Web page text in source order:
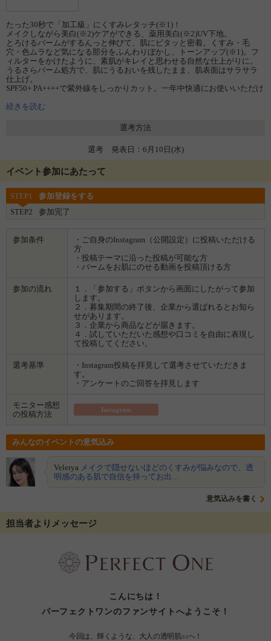
たった30秒で「加工級」にくすみレタッチ(※1)！
メイクしながら美白(※2)ケアができる、薬用美白(※2)UV下地。
とろけるバームがするんっと伸びて、肌にピタッと密着。くすみ・毛
穴・色ムラなど気になる部分をふんわりぼかし、トーンアップ(※1)。フ
ィルターをかけたように、素肌がキレイと思わせる自然な仕上がりに。
うるさらバーム処方で、肌にうるおいを残したまま、肌表面はサラサラ
仕上げ。
SPF50+ PA++++で紫外線をしっかりカット。一年中快適にお使いいただけ
※2：メラニンの生成を抑え、シミ・そばかすを防ぐ
続きを読む
選考方法
選考 発表日：6月10日(水)
イベント参加にあたって
STEP1
参加登録をする
STEP2
参加完了
参加条件
・ご自身のInstagram（公開設定）に投稿いただける
方
・投稿テーマに沿った投稿が可能な方
・バームをお肌にのせる動画を投稿頂ける方
参加の流れ
１．「参加する」ボタンから画面にしたがって参加
します。
２．募集期間の終了後、企業から選ばれるとお知ら
せがあります。
３．企業から商品などが届きます。
４．試していただいた感想や口コミを自由に表現し
て投稿してください。
選考基準
・Instagram投稿を拝見して選考させていただきま
す。
・アンケートのご回答を拝見します
モニター感想
の投稿方法
Instagram
みんなのイベントの意気込み
Velerya メイクで隠せないほどのくすみが悩みなので、透
明感のある肌で自信を持ってお出…
意気込みを書く
担当者よりメッセージ
こんにちは！
パーフェクトワンのファンサイトへようこそ！
今回は、輝くような、大人の透明肌※1へ！